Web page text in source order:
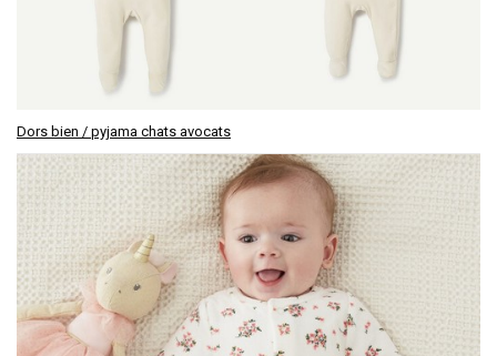
Dors bien / pyjama chats avocats